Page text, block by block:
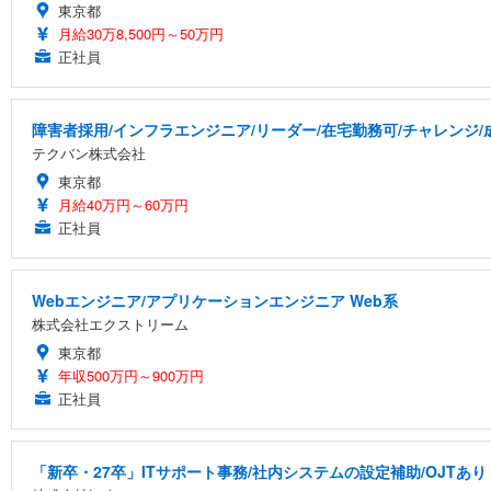
東京都
月給30万8,500円～50万円
正社員
障害者採用/インフラエンジニア/リーダー/在宅勤務可/チャレンジ/
テクバン株式会社
東京都
月給40万円～60万円
正社員
Webエンジニア/アプリケーションエンジニア Web系
株式会社エクストリーム
東京都
年収500万円～900万円
正社員
「新卒・27卒」ITサポート事務/社内システムの設定補助/OJTあり